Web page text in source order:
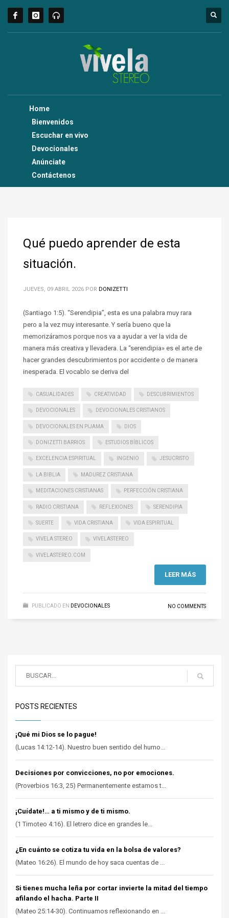
Home
Bienvenidos
Escuchar en vivo
Devocionales
Anúnciate
Contáctenos
Qué puedo aprender de esta
situación.
JUEVES, 09 ABRIL 2026 POR DONIZETTI
(Santiago 1:5). “Serendipia”, esta es una palabra muy rara
pero a la vez muy interesante. Y sería bueno que la
memorizáramos porque nos va a ayudar a ver la vida de
manera más creativa y llevadera. La “serendipia» es el arte de
hacer grandes descubrimientos por accidente o de manera
inesperada. El vocablo se deriva del
CASUALIDADES CREATIVIDAD DESCUBRIMIENTOS
DEVOCIONALES DEVOCIONALES CRISTIANOS
DEVOCIONALES EN PIJAMA DIOS
DONIZETTI BARRIOS ESTUDIOS BÍBLICOS
EXCELENCIA ESPIRITUAL INGENIO JESUCRISTO
LA BIBLIA MADUREZ CRISTIANA
MEDITACIONES CRISTIANAS PERFECCIÓN CRISTIANA
RADIO CRISTIANA REFLEXIONES SERENDIPIA
SUERTE VIDA CRISTIANA VIDA ESPIRITUAL
VIVELA STEREO VIVELASTEREO
VIVELASTEREO.COM
LEER MÁS
PUBLICADO EN DEVOCIONALES NO COMMENTS
POSTS RECIENTES
¡Qué mi Dios se lo pague!
(Lucas 14:12-14). Nuestro buen sentido del humo...
Decisiones por convicciones, no por emociones.
(Proverbios 16:3, 25) Permanentemente estamos t...
¡Cuídate!… a ti mismo y de ti mismo.
(1 Timoteo 4:16). El letrero dice en grandes le...
¿En cuánto se cotiza tu vida en la bolsa de valores?
(Mateo 16:26). El mundo de hoy saca cuentas de ...
Si tienes mucha leña por cortar invierte la mitad del tiempo
afilando el hacha. Parte II
(Mateo 25:14-30). Continuamos reflexionando en ...